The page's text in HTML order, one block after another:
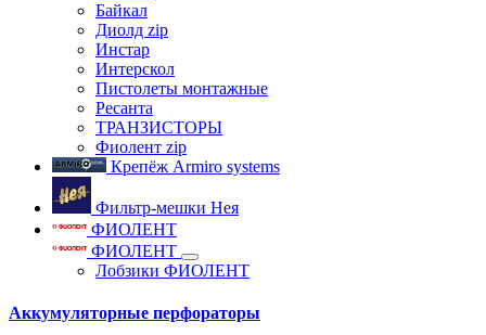
Байкал
Диолд zip
Инстар
Интерскол
Пистолеты монтажные
Ресанта
ТРАНЗИСТОРЫ
Фиолент zip
Крепёж Armiro systems
Фильтр-мешки Нея
ФИОЛЕНТ
ФИОЛЕНТ
Лобзики ФИОЛЕНТ
Аккумуляторные перфораторы